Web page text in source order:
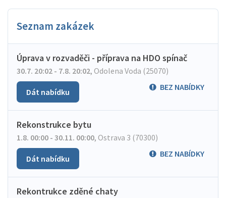
Seznam zakázek
Úprava v rozvaděči - příprava na HDO spínač
30.7. 20:02 - 7.8. 20:02, Odolena Voda (25070)
BEZ NABÍDKY
Dát nabídku
Rekonstrukce bytu
1.8. 00:00 - 30.11. 00:00, Ostrava 3 (70300)
BEZ NABÍDKY
Dát nabídku
Rekontrukce zděné chaty